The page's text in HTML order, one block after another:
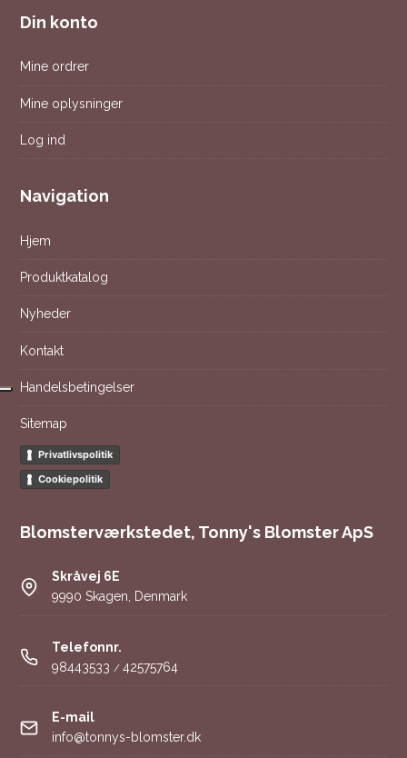
Din konto
Mine ordrer
Mine oplysninger
Log ind
Navigation
Hjem
Produktkatalog
Nyheder
Kontakt
Handelsbetingelser
Sitemap
Privatlivspolitik
Cookiepolitik
Blomsterværkstedet, Tonny's Blomster ApS
Skråvej 6E
9990 Skagen, Denmark
Telefonnr.
98443533 /42575764
E-mail
info@tonnys-blomster.dk